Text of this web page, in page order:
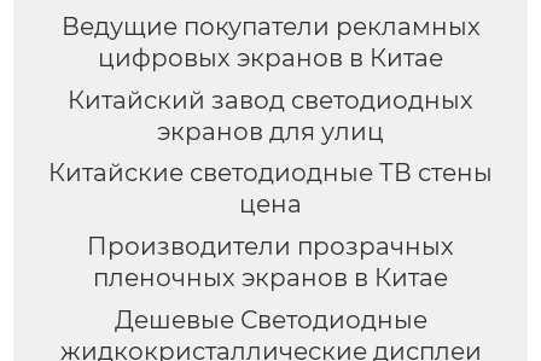
Ведущие покупатели рекламных
цифровых экранов в Китае
Китайский завод светодиодных
экранов для улиц
Китайские светодиодные ТВ стены
цена
Производители прозрачных
пленочных экранов в Китае
Дешевые Светодиодные
жидкокристаллические дисплеи